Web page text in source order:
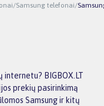
/Samsung telefonai/
internetu? BIGBOX.LT
prekių pasirinkimą
Samsung ir kitų